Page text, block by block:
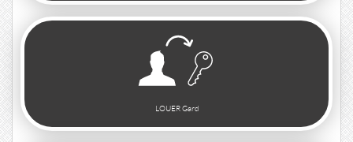
LOUER Gard